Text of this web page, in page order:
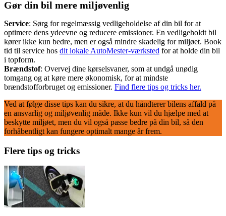
Gør din bil mere miljøvenlig
Service: Sørg for regelmæssig vedligeholdelse af din bil for at
optimere dens ydeevne og reducere emissioner. En vedligeholdt bil
kører ikke kun bedre, men er også mindre skadelig for miljøet. Book
tid til service hos dit lokale AutoMester-værksted for at holde din bil
i topform.
Brændstof: Overvej dine kørselsvaner, som at undgå unødig
tomgang og at køre mere økonomisk, for at mindste
brændstofforbruget og emissioner. Find flere tips og tricks her.
Ved at følge disse tips kan du sikre, at du håndterer bilens affald på
en ansvarlig og miljøvenlig måde. Ikke kun vil du hjælpe med at
beskytte miljøet, men du vil også passe bedre på din bil, så den
forhåbentligt kan fungere optimalt mange år frem.
Flere tips og tricks